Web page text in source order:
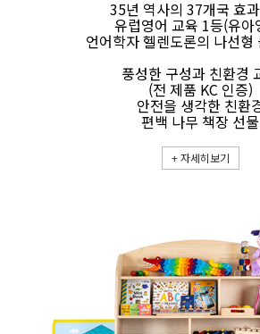
35년 역사의 37개국 효
유럽영어 교육 1등(유아
언어학자 헬렌도론의 나선형
풍성한 구성과 친환경
(전 제품 KC 인증)
안전을 생각한 친환
편백 나무 책장 선물
+자세히보기